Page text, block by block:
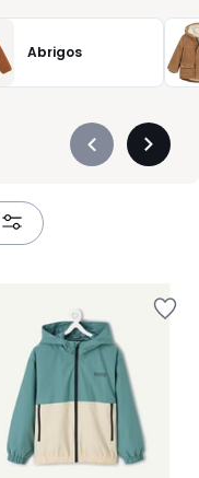
Abrigos
Précédent